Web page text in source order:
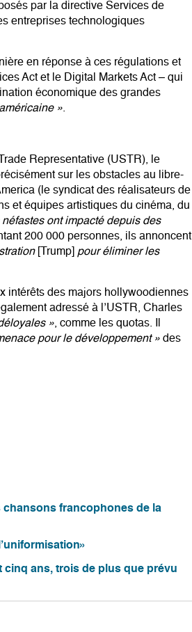
par la directive Services de
entreprises technologiques
en réponse à ces régulations et
Act et le Digital Markets Act – qui
économique des grandes
».
Representative (USTR), le
sur les obstacles au libre-
(le syndicat des réalisateurs de
et équipes artistiques du cinéma, du
ont impacté depuis des
200 000 personnes, ils annoncent
[Trump] pour éliminer les
intérêts des majors hollywoodiennes
adressé à l’USTR, Charles
», comme les quotas. Il
pour le développement » des
francophones de la
cinq ans, trois de plus que prévu